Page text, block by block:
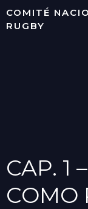
COMITÉ
RUGBY
CAP. 1
COMO